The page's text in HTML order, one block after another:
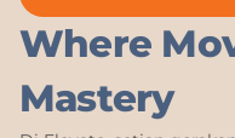
Where
Mastery